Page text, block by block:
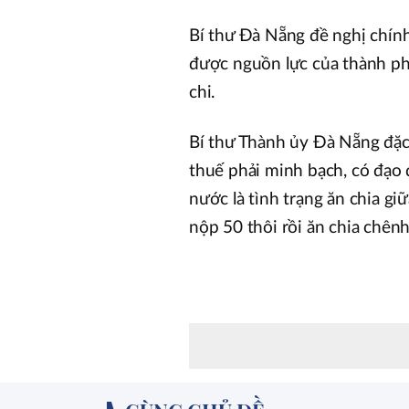
Bí thư Đà Nẵng đề nghị
được nguồn lực của thành
chi.
Bí thư Thành ủy Đà Nẵng
thuế phải minh bạch, có
nước là tình trạng ăn chia
nộp 50 thôi rồi ăn chia